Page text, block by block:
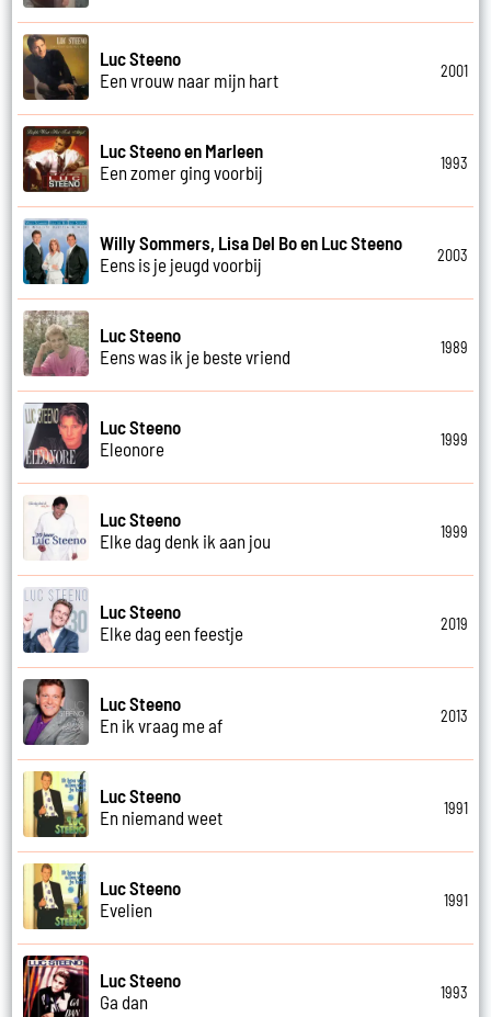
Luc Steeno
Een vrouw naar mijn hart
2001
Luc Steeno en Marleen
Een zomer ging voorbij
1993
Willy Sommers, Lisa Del Bo en Luc Steeno
Eens is je jeugd voorbij
2003
Luc Steeno
Eens was ik je beste vriend
1989
Luc Steeno
Eleonore
1999
Luc Steeno
Elke dag denk ik aan jou
1999
Luc Steeno
Elke dag een feestje
2019
Luc Steeno
En ik vraag me af
2013
Luc Steeno
En niemand weet
1991
Luc Steeno
Evelien
1991
Luc Steeno
Ga dan
1993